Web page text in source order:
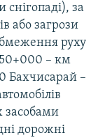
снігопаді), за
або загрози
руху
50+000 – км
Бахчисарай –
засобами
дорожні